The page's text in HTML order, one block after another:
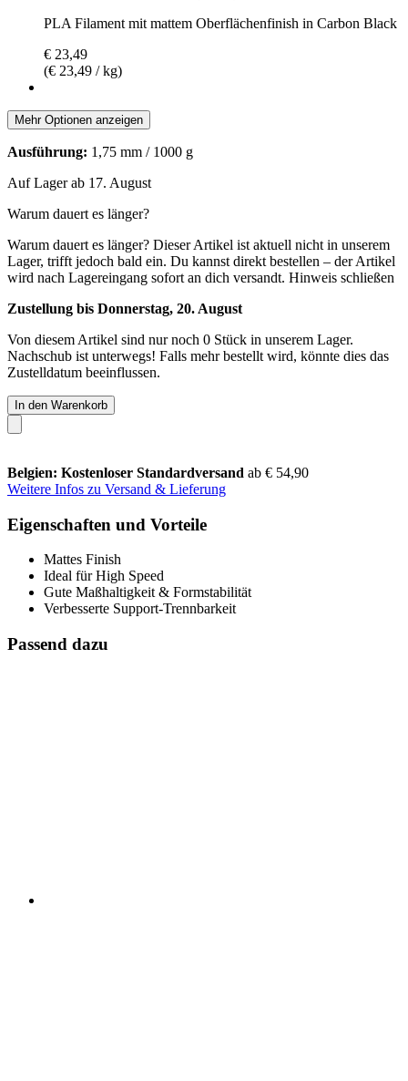
PLA Filament mit mattem Oberflächenfinish in Carbon Black
€ 23,49
(€ 23,49 / kg)
Mehr Optionen anzeigen
Ausführung: 1,75 mm / 1000 g
Auf Lager ab 17. August
Warum dauert es länger?
Warum dauert es länger? Dieser Artikel ist aktuell nicht in unserem
Lager, trifft jedoch bald ein. Du kannst direkt bestellen – der Artikel
wird nach Lagereingang sofort an dich versandt. Hinweis schließen
Zustellung bis Donnerstag, 20. August
Von diesem Artikel sind nur noch 0 Stück in unserem Lager.
Nachschub ist unterwegs! Falls mehr bestellt wird, könnte dies das
Zustelldatum beeinflussen.
In den Warenkorb
Belgien: Kostenloser Standardversand ab € 54,90
Weitere Infos zu Versand & Lieferung
Eigenschaften und Vorteile
Mattes Finish
Ideal für High Speed
Gute Maßhaltigkeit & Formstabilität
Verbesserte Support-Trennbarkeit
Passend dazu